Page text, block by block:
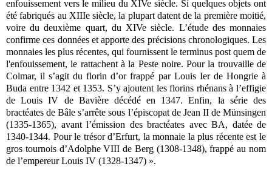
enfouissement vers le milieu du XIVe siècle. Si quelques objets ont
été fabriqués au XIIIe siècle, la plupart datent de la première moitié,
voire du deuxième quart, du XIVe siècle. L’étude des monnaies
confirme ces données et apporte des précisions chronologiques. Les
monnaies les plus récentes, qui fournissent le terminus post quem de
l'enfouissement, le rattachent à la Peste noire. Pour la trouvaille de
Colmar, il s’agit du florin d’or frappé par Louis Ier de Hongrie à
Buda entre 1342 et 1353. S’y ajoutent les florins rhénans à l’effigie
de Louis IV de Bavière décédé en 1347. Enfin, la série des
bractéates de Bâle s’arrête sous l’épiscopat de Jean II de Münsingen
(1335-1365), avant l’émission des bractéates avec BA, datée de
1340-1344. Pour le trésor d’Erfurt, la monnaie la plus récente est le
gros tournois d’Adolphe VIII de Berg (1308-1348), frappé au nom
de l’empereur Louis IV (1328-1347) ».